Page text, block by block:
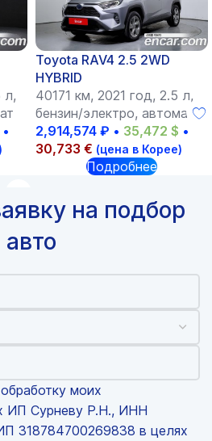
л,
•
Toyota RAV4 2.5 2WD
HYBRID
40171 км, 2021 год, 2.5 л,
бензин/электро, автомат
2,914,574 ₽ • 35,472 $ •
30,733 € (цена в Корее)
Подробнее
на подбор
авто
моих
ИП Сурневу Р.Н., ИНН
318784700269838 в целях